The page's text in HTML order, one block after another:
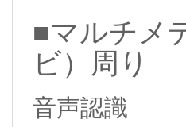
■マルチメ
ビ）周り
音声認識